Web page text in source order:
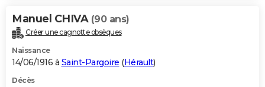
Manuel CHIVA (90 ans)
Créer une cagnotte obsèques
Naissance
14/06/1916 à Saint-Pargoire (Hérault)
Décès